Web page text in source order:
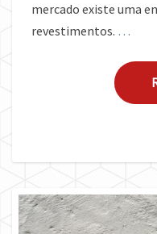
mercado existe uma
revestimentos. …